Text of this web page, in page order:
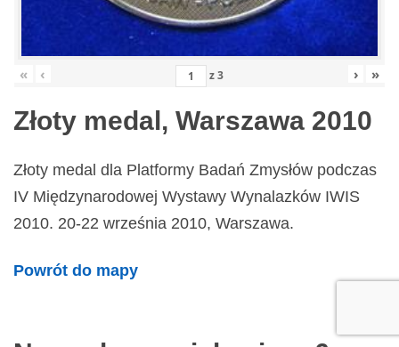
« ‹ z3 › »
Złoty medal, Warszawa 2010
Złoty medal dla Platformy Badań Zmysłów podczas
IV Międzynarodowej Wystawy Wynalazków IWIS
2010. 20-22 września 2010, Warszawa.
Powrót do mapy